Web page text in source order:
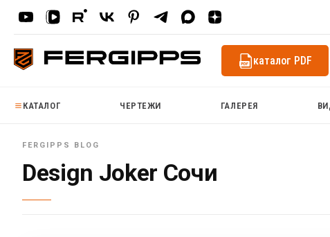
каталог PDF
КАТАЛОГ ЧЕРТЕЖИ ГАЛЕРЕЯ
Design Joker Сочи